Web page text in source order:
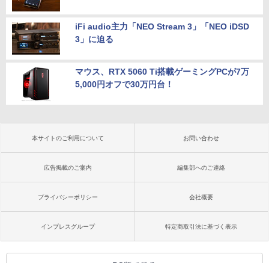
iFi audio主力「NEO Stream 3」「NEO iDSD
3」に迫る
マウス、RTX 5060 Ti搭載ゲーミングPCが7万
5,000円オフで30万円台！
本サイトのご利用について お問い合わせ
広告掲載のご案内 編集部へのご連絡
プライバシーポリシー 会社概要
インプレスグループ 特定商取引法に基づく表示